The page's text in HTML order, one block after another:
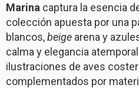
Marina captura la esencia
colección apuesta por una
blancos,beige arena y
calma y elegancia
ilustraciones de aves
complementados por